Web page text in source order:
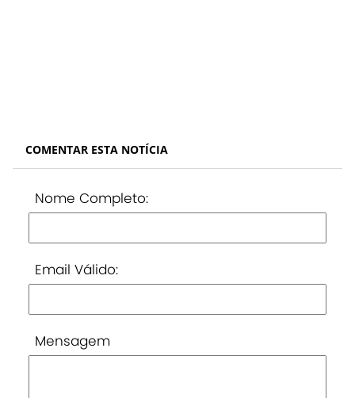
COMENTAR ESTA NOTÍCIA
Nome Completo:
Email Válido:
Mensagem